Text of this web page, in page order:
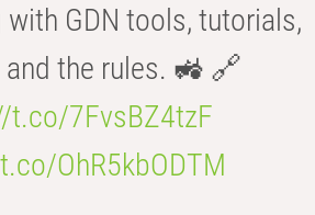
GDN tools, tutorials,
and the rules. 🚜 🔗
t.co/7FvsBZ4tzF
OhR5kbODTM